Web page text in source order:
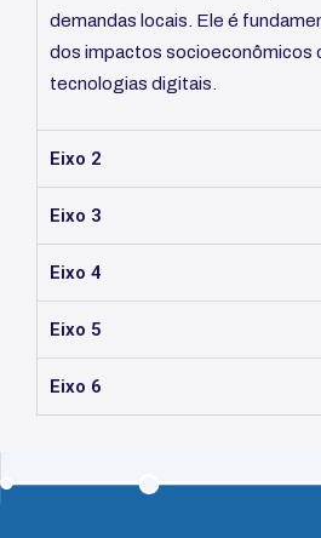
demandas locais. Ele é
dos impactos socioeconômicos
tecnologias digitais.
Eixo 2
Eixo 3
Eixo 4
Eixo 5
Eixo 6